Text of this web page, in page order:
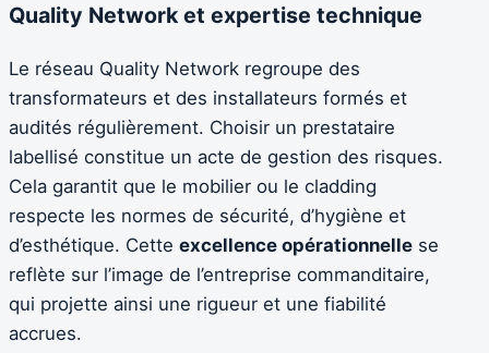
Quality Network et expertise technique
Le réseau Quality Network regroupe des
transformateurs et des installateurs formés et
audités régulièrement. Choisir un prestataire
labellisé constitue un acte de gestion des risques.
Cela garantit que le mobilier ou le cladding
respecte les normes de sécurité, d’hygiène et
d’esthétique. Cette excellence opérationnelle se
reflète sur l’image de l’entreprise commanditaire,
qui projette ainsi une rigueur et une fiabilité
accrues.